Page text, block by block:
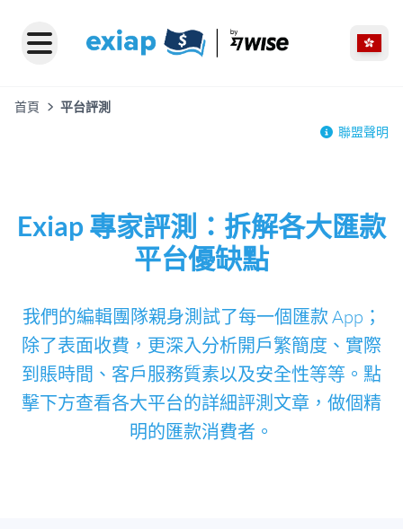
首頁
平台評測
聯盟聲明
Exiap 專家評測：拆解各大匯款
平台優缺點
我們的編輯團隊親身測試了每一個匯款 App；
除了表面收費，更深入分析開戶繁簡度、實際
到賬時間、客戶服務質素以及安全性等等。點
擊下方查看各大平台的詳細評測文章，做個精
明的匯款消費者。